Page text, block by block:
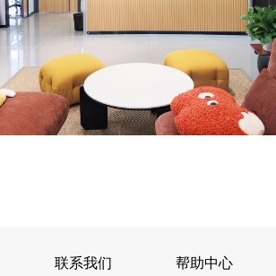
联系我们
帮助中心